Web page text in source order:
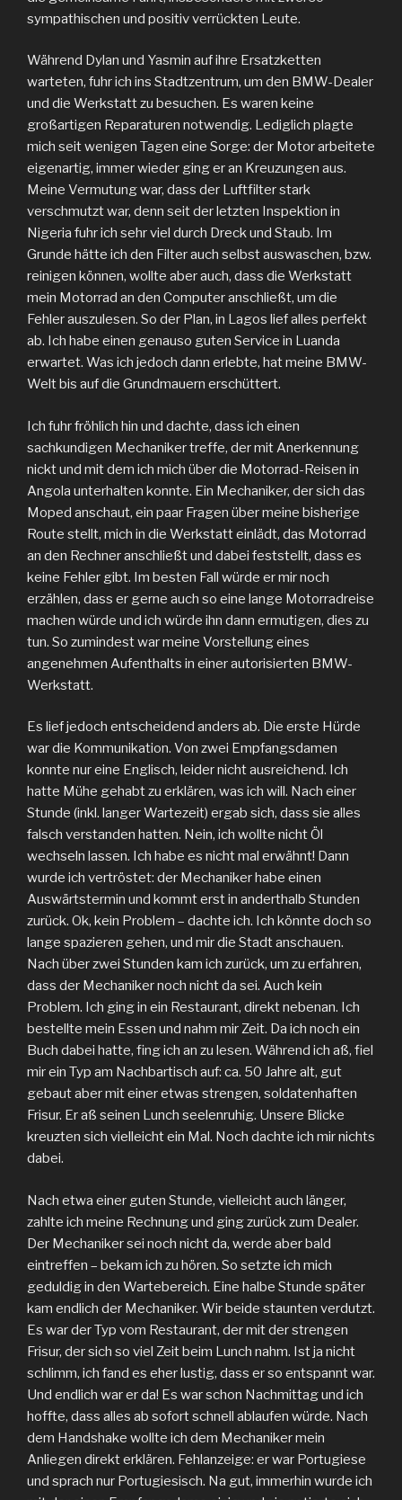
sympathischen und positiv verrückten Leute.
Während Dylan und Yasmin auf ihre Ersatzketten
warteten, fuhr ich ins Stadtzentrum, um den BMW-Dealer
und die Werkstatt zu besuchen. Es waren keine
großartigen Reparaturen notwendig. Lediglich plagte
mich seit wenigen Tagen eine Sorge: der Motor arbeitete
eigenartig, immer wieder ging er an Kreuzungen aus.
Meine Vermutung war, dass der Luftfilter stark
verschmutzt war, denn seit der letzten Inspektion in
Nigeria fuhr ich sehr viel durch Dreck und Staub. Im
Grunde hätte ich den Filter auch selbst auswaschen, bzw.
reinigen können, wollte aber auch, dass die Werkstatt
mein Motorrad an den Computer anschließt, um die
Fehler auszulesen. So der Plan, in Lagos lief alles perfekt
ab. Ich habe einen genauso guten Service in Luanda
erwartet. Was ich jedoch dann erlebte, hat meine BMW-
Welt bis auf die Grundmauern erschüttert.
Ich fuhr fröhlich hin und dachte, dass ich einen
sachkundigen Mechaniker treffe, der mit Anerkennung
nickt und mit dem ich mich über die Motorrad-Reisen in
Angola unterhalten konnte. Ein Mechaniker, der sich das
Moped anschaut, ein paar Fragen über meine bisherige
Route stellt, mich in die Werkstatt einlädt, das Motorrad
an den Rechner anschließt und dabei feststellt, dass es
keine Fehler gibt. Im besten Fall würde er mir noch
erzählen, dass er gerne auch so eine lange Motorradreise
machen würde und ich würde ihn dann ermutigen, dies zu
tun. So zumindest war meine Vorstellung eines
angenehmen Aufenthalts in einer autorisierten BMW-
Werkstatt.
Es lief jedoch entscheidend anders ab. Die erste Hürde
war die Kommunikation. Von zwei Empfangsdamen
konnte nur eine Englisch, leider nicht ausreichend. Ich
hatte Mühe gehabt zu erklären, was ich will. Nach einer
Stunde (inkl. langer Wartezeit) ergab sich, dass sie alles
falsch verstanden hatten. Nein, ich wollte nicht Öl
wechseln lassen. Ich habe es nicht mal erwähnt! Dann
wurde ich vertröstet: der Mechaniker habe einen
Auswärtstermin und kommt erst in anderthalb Stunden
zurück. Ok, kein Problem – dachte ich. Ich könnte doch so
lange spazieren gehen, und mir die Stadt anschauen.
Nach über zwei Stunden kam ich zurück, um zu erfahren,
dass der Mechaniker noch nicht da sei. Auch kein
Problem. Ich ging in ein Restaurant, direkt nebenan. Ich
bestellte mein Essen und nahm mir Zeit. Da ich noch ein
Buch dabei hatte, fing ich an zu lesen. Während ich aß, fiel
mir ein Typ am Nachbartisch auf: ca. 50 Jahre alt, gut
gebaut aber mit einer etwas strengen, soldatenhaften
Frisur. Er aß seinen Lunch seelenruhig. Unsere Blicke
kreuzten sich vielleicht ein Mal. Noch dachte ich mir nichts
dabei.
Nach etwa einer guten Stunde, vielleicht auch länger,
zahlte ich meine Rechnung und ging zurück zum Dealer.
Der Mechaniker sei noch nicht da, werde aber bald
eintreffen – bekam ich zu hören. So setzte ich mich
geduldig in den Wartebereich. Eine halbe Stunde später
kam endlich der Mechaniker. Wir beide staunten verdutzt.
Es war der Typ vom Restaurant, der mit der strengen
Frisur, der sich so viel Zeit beim Lunch nahm. Ist ja nicht
schlimm, ich fand es eher lustig, dass er so entspannt war.
Und endlich war er da! Es war schon Nachmittag und ich
hoffte, dass alles ab sofort schnell ablaufen würde. Nach
dem Handshake wollte ich dem Mechaniker mein
Anliegen direkt erklären. Fehlanzeige: er war Portugiese
und sprach nur Portugiesisch. Na gut, immerhin wurde ich